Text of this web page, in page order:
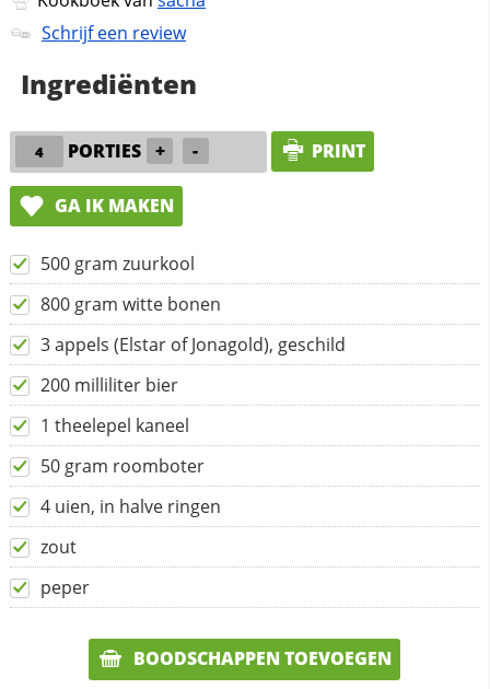
Schrijf een review
Ingrediënten
PORTIES + - PRINT
GA IK MAKEN
500 gram zuurkool
800 gram witte bonen
3 appels (Elstar of Jonagold), geschild
200 milliliter bier
1 theelepel kaneel
50 gram roomboter
4 uien, in halve ringen
zout
peper
BOODSCHAPPEN TOEVOEGEN